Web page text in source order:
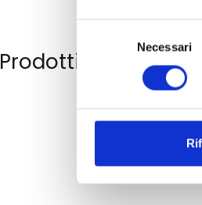
consenso
Necessari
Prodotti correlati